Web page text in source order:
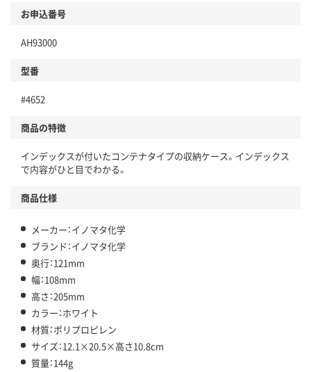
お申込番号
AH93000
型番
#4652
商品の特徴
インデックスが付いたコンテナタイプの収納ケース。インデックス
で内容がひと目でわかる。
商品仕様
メーカー：イノマタ化学
ブランド：イノマタ化学
奥行：121mm
幅：108mm
高さ：205mm
カラー：ホワイト
材質：ポリプロピレン
サイズ：12.1×20.5×高さ10.8cm
質量：144g